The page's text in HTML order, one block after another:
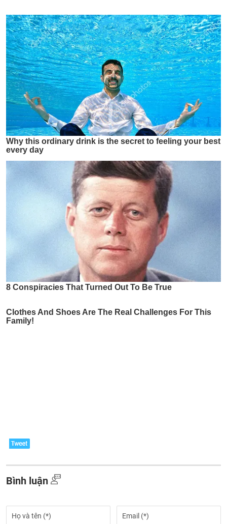
Bình luận